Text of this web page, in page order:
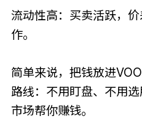
流动性高：买卖活跃，
作。
简单来说，把钱放进
路线：不用盯盘、不用
市场帮你赚钱。